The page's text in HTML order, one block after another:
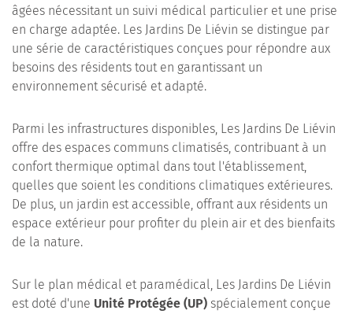
âgées nécessitant un suivi médical particulier et une prise
en charge adaptée. Les Jardins De Liévin se distingue par
une série de caractéristiques conçues pour répondre aux
besoins des résidents tout en garantissant un
environnement sécurisé et adapté.
Parmi les infrastructures disponibles, Les Jardins De Liévin
offre des espaces communs climatisés, contribuant à un
confort thermique optimal dans tout l'établissement,
quelles que soient les conditions climatiques extérieures.
De plus, un jardin est accessible, offrant aux résidents un
espace extérieur pour profiter du plein air et des bienfaits
de la nature.
Sur le plan médical et paramédical, Les Jardins De Liévin
est doté d'une Unité Protégée (UP) spécialement conçue